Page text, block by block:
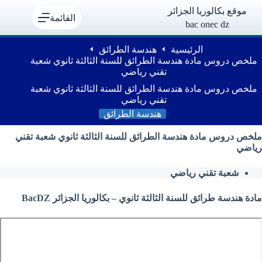
موقع بكالوريا الجزائر
bac onec dz
القائمة
الرئيسية
هندسة الطرائق
ملخص دروس مادة هندسة الطرائق للسنة الثالثة ثانوي شعبة
تقني رياضي
ملخص دروس مادة هندسة الطرائق للسنة الثالثة ثانوي شعبة
تقني رياضي
هندسة الطرائق
ملخص دروس مادة هندسة الطرائق للسنة الثالثة ثانوي شعبة تقني
رياضي
شعبة تقني رياضي
مادة هندسة طرائق للسنة الثالثة ثانوي – بكالوريا الجزائر BacDZ